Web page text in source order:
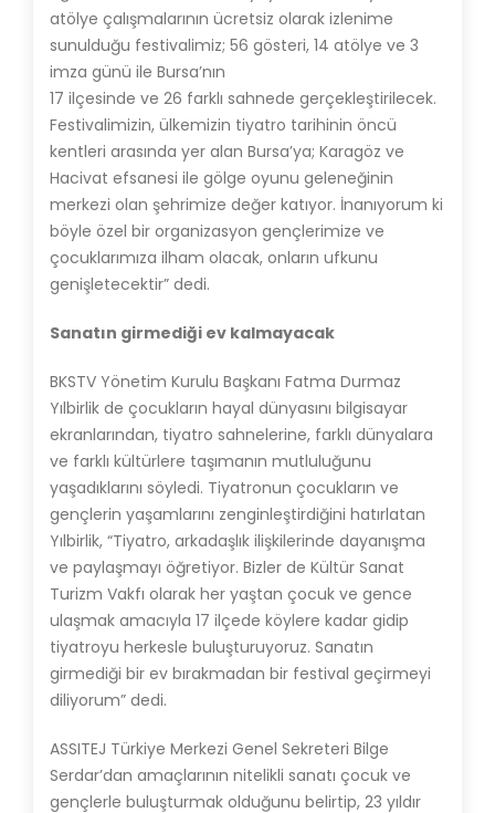
atölye çalışmalarının ücretsiz olarak izlenime
sunulduğu festivalimiz; 56 gösteri, 14 atölye ve 3
imza günü ile Bursa’nın
17 ilçesinde ve 26 farklı sahnede gerçekleştirilecek.
Festivalimizin, ülkemizin tiyatro tarihinin öncü
kentleri arasında yer alan Bursa’ya; Karagöz ve
Hacivat efsanesi ile gölge oyunu geleneğinin
merkezi olan şehrimize değer katıyor. İnanıyorum ki
böyle özel bir organizasyon gençlerimize ve
çocuklarımıza ilham olacak, onların ufkunu
genişletecektir” dedi.
Sanatın girmediği ev kalmayacak
BKSTV Yönetim Kurulu Başkanı Fatma Durmaz
Yılbirlik de çocukların hayal dünyasını bilgisayar
ekranlarından, tiyatro sahnelerine, farklı dünyalara
ve farklı kültürlere taşımanın mutluluğunu
yaşadıklarını söyledi. Tiyatronun çocukların ve
gençlerin yaşamlarını zenginleştirdiğini hatırlatan
Yılbirlik, “Tiyatro, arkadaşlık ilişkilerinde dayanışma
ve paylaşmayı öğretiyor. Bizler de Kültür Sanat
Turizm Vakfı olarak her yaştan çocuk ve gence
ulaşmak amacıyla 17 ilçede köylere kadar gidip
tiyatroyu herkesle buluşturuyoruz. Sanatın
girmediği bir ev bırakmadan bir festival geçirmeyi
diliyorum” dedi.
ASSITEJ Türkiye Merkezi Genel Sekreteri Bilge
Serdar’dan amaçlarının nitelikli sanatı çocuk ve
gençlerle buluşturmak olduğunu belirtip, 23 yıldır